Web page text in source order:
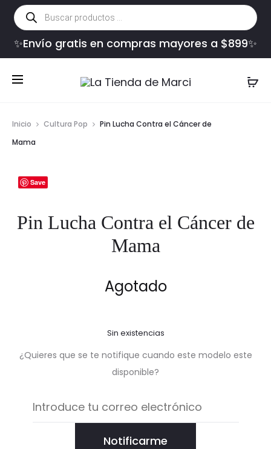
Búsqueda
de
productos
✨Envío gratis en compras mayores a $899✨
Inicio Cultura Pop
Pin Lucha Contra el Cáncer de
Mama
Save
Pin Lucha Contra el Cáncer de
Mama
Agotado
Sin existencias
¿Quieres que se te notifique cuando este modelo este
disponible?
Notificarme